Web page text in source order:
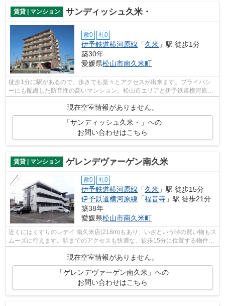
賃貸 | マンション サンディッシュ久米・
敷0 礼0
伊予鉄道横河原線 「久米 」駅 徒歩1分
築30年
愛媛県松山市南久米町
徒歩1分に駅があるので、歩きでも楽々とアクセスが出来ます。プライバシ
ーにも配慮した防音性の高いマンション。松山市エリアと伊予鉄道横河原線
現在空室情報がありません。
「サンディッシュ久米・」への
お問い合わせはこちら
賃貸 | マンション ゲレンデヴァーゲン南久米
敷0 礼0
伊予鉄道横河原線 「久米 」駅 徒歩15分
伊予鉄道横河原線 「福音寺 」駅 徒歩21分
築38年
愛媛県松山市南久米町
近くにはくすりのレデイ 南久米店(218m)もあり、いざという時の買い物もス
ムーズに行えます。駅までのアクセスも快適な、徒歩15分に位置する物件で
現在空室情報がありません。
「ゲレンデヴァーゲン南久米」への
お問い合わせはこちら